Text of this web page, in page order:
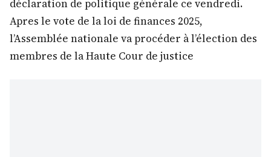
déclaration de politique générale ce vendredi.
Apres le vote de la loi de finances 2025,
l’Assemblée nationale va procéder à l’élection des
membres de la Haute Cour de justice